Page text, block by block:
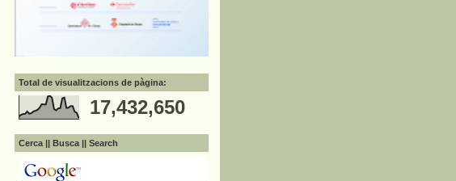
Total de visualitzacions de pàgina:
17,432,650
Cerca || Busca || Search